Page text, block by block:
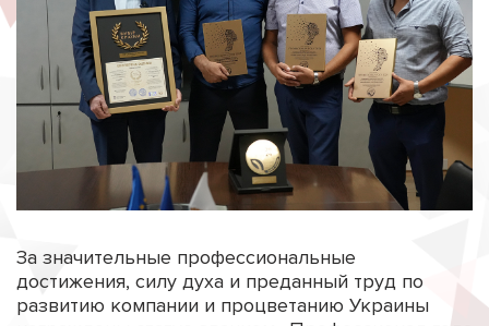
За значительные профессиональные
достижения, силу духа и преданный труд по
развитию компании и процветанию Украины